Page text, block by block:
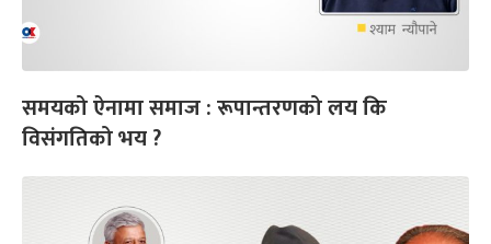
समयको ऐनामा समाज : रूपान्तरणको लय कि
विसंगतिको भय ?